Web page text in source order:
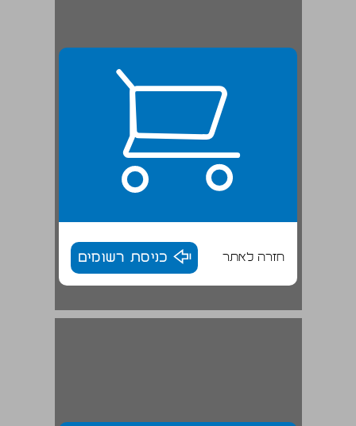
חזרה לאתר כניסת רשומים
תרגיל 1: מה בין הכוונה עצמית להכוונה חברתית? ... 29